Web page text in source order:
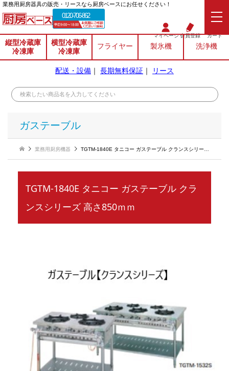
業務⽤厨房器具の販売・リースなら厨房ベースにお任せください！
0120-706-862
マイページ会員登録 カート
縦型冷蔵庫
冷凍庫
横型冷蔵庫
冷凍庫
フライヤー 製氷機 洗浄機
配送・設備 ｜ 長期無料保証 ｜ リース
ガステーブル
業務用厨房機器 TGTM-1840E タニコー ガステーブル クランスシリーズ 高さ850ｍｍ
TGTM-1840E タニコー ガステーブル クラ
ンスシリーズ 高さ850ｍｍ